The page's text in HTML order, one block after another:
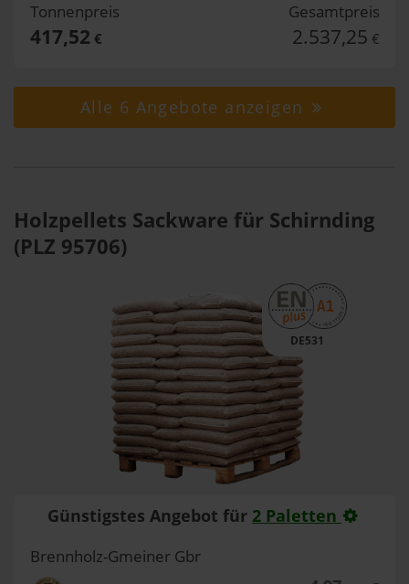
Tonnenpreis
417,52 €
Gesamtpreis
2.537,25 €
Alle 6 Angebote anzeigen
Holzpellets Sackware für Schirnding
(PLZ 95706)
DE531
Günstigstes Angebot für 2 Paletten
Brennholz-Gmeiner Gbr